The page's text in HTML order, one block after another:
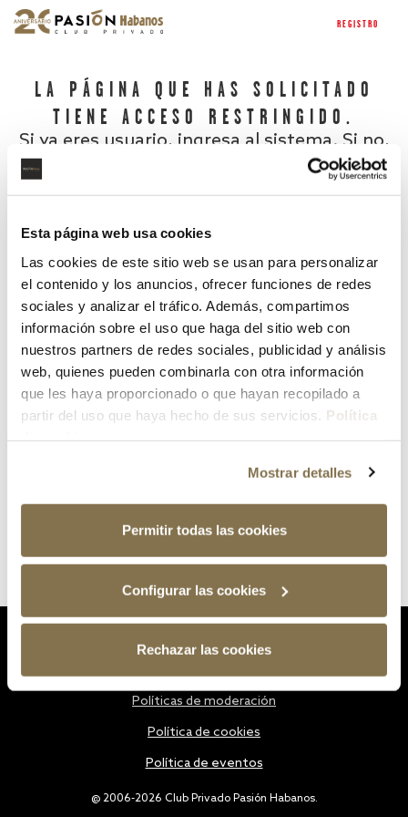
Esta página web usa cookies
Las cookies de este sitio web se usan para personalizar
el contenido y los anuncios, ofrecer funciones de redes
sociales y analizar el tráfico. Además, compartimos
información sobre el uso que haga del sitio web con
nuestros partners de redes sociales, publicidad y análisis
web, quienes pueden combinarla con otra información
que les haya proporcionado o que hayan recopilado a
partir del uso que haya hecho de sus servicios. Política
Mostrar detalles
Permitir todas las cookies
Configurar las cookies
Rechazar las cookies
REGISTRO
LA PÁGINA QUE HAS SOLICITADO
TIENE ACCESO RESTRINGIDO.
Si ya eres usuario, ingresa al sistema. Si no,
¿Has olvidado tu contraseña?
@ 2006-2026 Club Privado Pasión Habanos.
Políticas de moderación
Política de cookies
Política de eventos